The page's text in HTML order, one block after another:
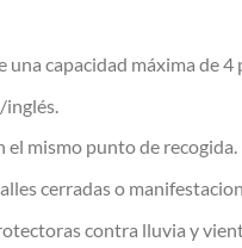
capacidad máxima de
el mismo punto de recogida.
cerradas o
contra lluvia y